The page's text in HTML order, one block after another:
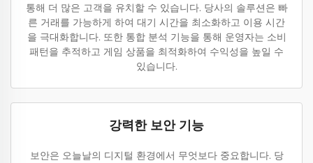
통해 더 많은 고객을 유치할 수 있습니다. 당사의 솔루션은 빠
른 거래를 가능하게 하여 대기 시간을 최소화하고 이용 시간
을 극대화합니다. 또한 통합 분석 기능을 통해 운영자는 소비
패턴을 추적하고 게임 상품을 최적화하여 수익성을 높일 수
있습니다.
강력한 보안 기능
보안은 오늘날의 디지털 환경에서 무엇보다 중요합니다. 당